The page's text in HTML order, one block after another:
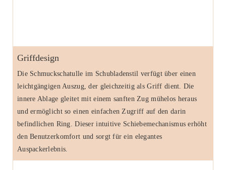
Griffdesign
Die Schmuckschatulle im Schubladenstil verfügt über einen
leichtgängigen Auszug, der gleichzeitig als Griff dient. Die
innere Ablage gleitet mit einem sanften Zug mühelos heraus
und ermöglicht so einen einfachen Zugriff auf den darin
befindlichen Ring. Dieser intuitive Schiebemechanismus erhöht
den Benutzerkomfort und sorgt für ein elegantes
Auspackerlebnis.